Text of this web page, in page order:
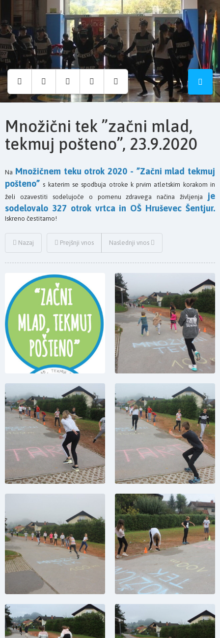
Osnovna
šola
Hruševec
Množični tek ”začni mlad,
tekmuj pošteno”, 23.9.2020
Na Množičnem teku otrok 2020 - ”Začni mlad tekmuj
pošteno” s katerim se spodbuja otroke k prvim atletskim korakom in
želi ozavestiti sodelujoče o pomenu zdravega načina življenja je
sodelovalo 327 otrok vrtca in OŠ Hruševec Šentjur.
Iskreno čestitamo!
Nazaj Prejšnji vnos Naslednji vnos